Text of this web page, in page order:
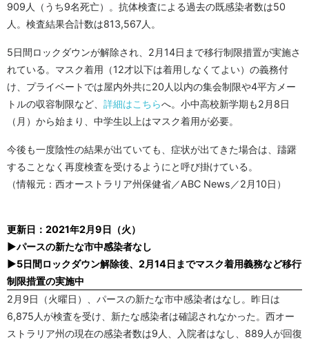
909人（うち9名死亡）。抗体検査による過去の既感染者数は50
人。検査結果合計数は813,567人。
5日間ロックダウンが解除され、2月14日まで移行制限措置が実施さ
れている。マスク着用（12才以下は着用しなくてよい）の義務付
け、プライベートでは屋内外共に20人以内の集会制限や4平方メー
トルの収容制限など、 詳細はこちらへ。小中高校新学期も2月8日
（月）から始まり、中学生以上はマスク着用が必要。
今後も一度陰性の結果が出ていても、症状が出てきた場合は、躊躇
することなく再度検査を受けるようにと呼び掛けている。
（情報元：西オーストラリア州保健省／ABC News／2月10日）
更新日：2021年2月9日（火）
▶パースの新たな市中感染者なし
▶5日間ロックダウン解除後、2月14日までマスク着用義務など移行
制限措置の実施中
2月9日（火曜日）、パースの新たな市中感染者はなし。昨日は
6,875人が検査を受け、新たな感染者は確認されなかった。西オー
ストラリア州の現在の感染者数は9人、入院者はなし、889人が回復